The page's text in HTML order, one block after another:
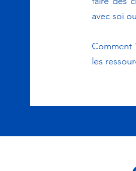
avec soi
Comment
les